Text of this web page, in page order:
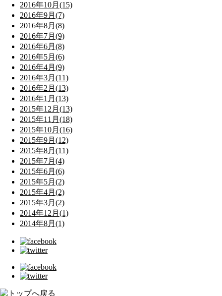
2016年10月(15)
2016年9月(7)
2016年8月(8)
2016年7月(9)
2016年6月(8)
2016年5月(6)
2016年4月(9)
2016年3月(11)
2016年2月(13)
2016年1月(13)
2015年12月(13)
2015年11月(18)
2015年10月(16)
2015年9月(12)
2015年8月(11)
2015年7月(4)
2015年6月(6)
2015年5月(2)
2015年4月(2)
2015年3月(2)
2014年12月(1)
2014年8月(1)